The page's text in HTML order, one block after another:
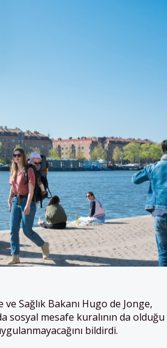
Sağlık Bakanı Hugo de Jonge,
sosyal mesafe kuralının da olduğu
bildirdi.